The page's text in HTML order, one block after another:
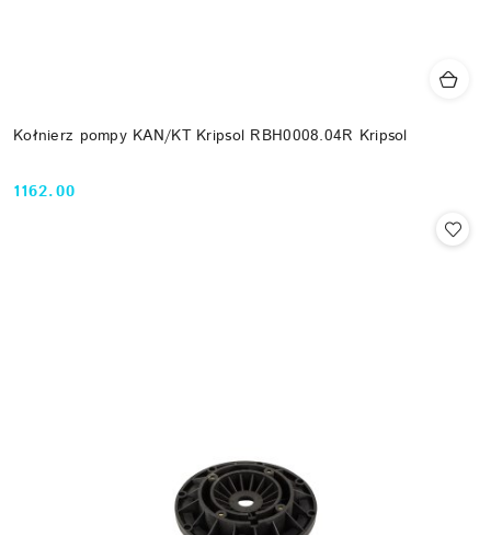
Kołnierz pompy KAN/KT Kripsol RBH0008.04R Kripsol
Cena:
1162.00